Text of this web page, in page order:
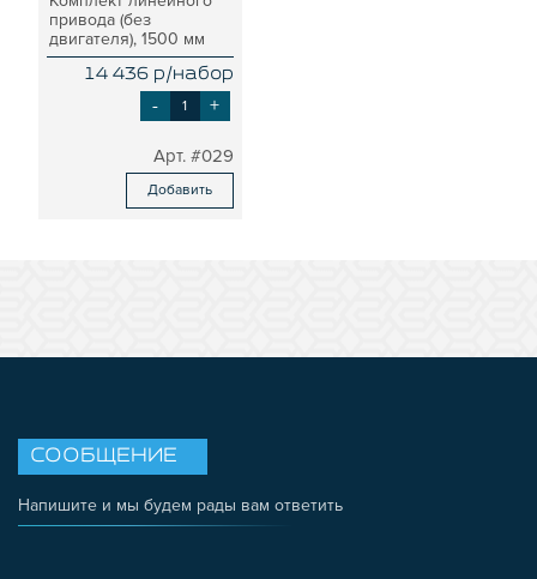
привода (без
двигателя), 1500 мм
14 436 р/набор
- +
#029
Добавить
СООБЩЕНИЕ
Напишите и мы будем рады вам ответить